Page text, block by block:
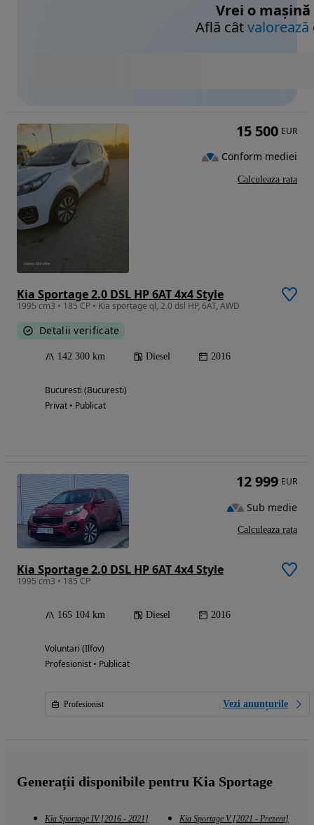
Vrei o mașină
Află câtvalorează
Kia Sportage 2.0 DSL HP 6AT 4x4 Style
1995 cm3 • 185 CP • Kia sportage ql, 2.0 dsl HP, 6AT, AWD
Detalii verificate
142 300 km Diesel 2016
Bucuresti (Bucuresti)
Privat • Publicat
15 500 EUR
Conform mediei
Calculeaza rata
Kia Sportage 2.0 DSL HP 6AT 4x4 Style
1995 cm3 • 185 CP
165 104 km Diesel 2016
Voluntari (Ilfov)
Profesionist • Publicat
Profesionist Vezi anunțurile
12 999 EUR
Sub medie
Calculeaza rata
Generații disponibile pentru Kia Sportage
Kia Sportage IV [2016 - 2021]
Kia Sportage V [2021 - Prezent]